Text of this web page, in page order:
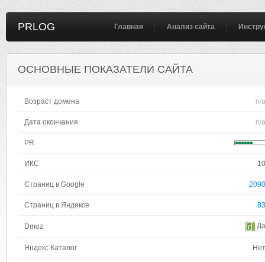
PRLOG Главная Анализ сайта
ОСНОВНЫЕ ПОКАЗАТЕЛИ САЙТА
Возраст домена n/a
Дата окончания n/a
PR
ИКС 10
Страниц в Google 2090
Страниц в Яндексе 83
Dmoz Да
Яндекс Каталог Нет